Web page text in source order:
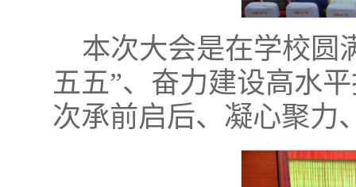
本次大会是在学校圆
五五”、奋力建设高水
次承前启后、凝心聚力